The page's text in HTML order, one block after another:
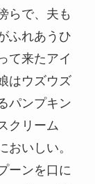
らで、夫も
ふれあうひ
て来たアイ
はウズウズ
パンプキン
クリーム
おいしい。
ーンを口に